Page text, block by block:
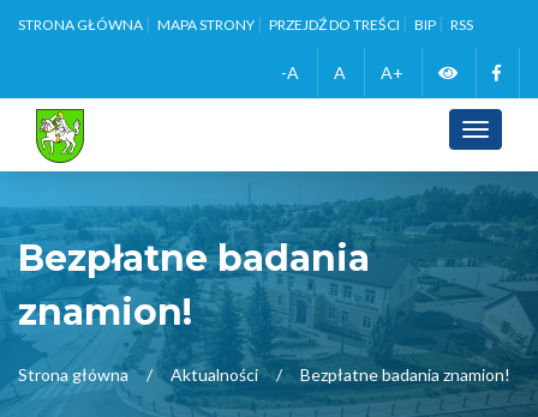
STRONA GŁÓWNA MAPA STRONY PRZEJDŹ DO TREŚCI BIP RSS
-A A A+ Zmień
wersję
Toggle
Bezpłatne badania
znamion!
Strona główna Aktualności Bezpłatne badania znamion!